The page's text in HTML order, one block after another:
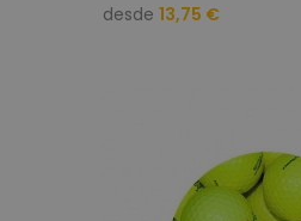
desde 13,75 €